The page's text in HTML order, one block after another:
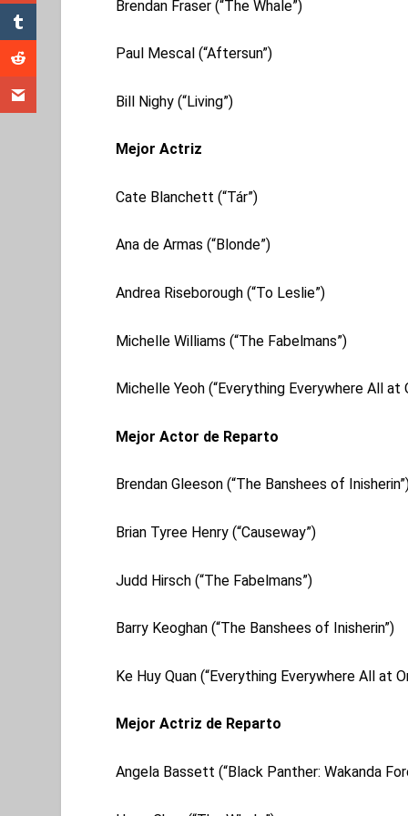
Brendan Fraser (“The Whale”)
Paul Mescal (“Aftersun”)
Bill Nighy (“Living”)
Mejor Actriz
Cate Blanchett (“Tár”)
Ana de Armas (“Blonde”)
Andrea Riseborough (“To Leslie”)
Michelle Williams (“The Fabelmans”)
Michelle Yeoh (“Everything Everywhere All at
Mejor Actor de Reparto
Brendan Gleeson (“The Banshees of
Brian Tyree Henry (“Causeway”)
Judd Hirsch (“The Fabelmans”)
Barry Keoghan (“The Banshees of Inisherin”)
Ke Huy Quan (“Everything Everywhere All at
Mejor Actriz de Reparto
Angela Bassett (“Black Panther: Wakanda